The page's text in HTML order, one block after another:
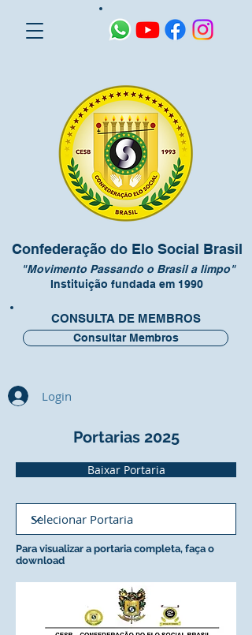
Confederação do Elo Social Brasil
"Movimento Passando o Brasil a limpo"
Instituição fundada em 1990
CONSULTA DE MEMBROS
Consultar Membros
Login
Portarias 2025
Baixar Portaria
Para visualizar a portaria completa, faça o
download